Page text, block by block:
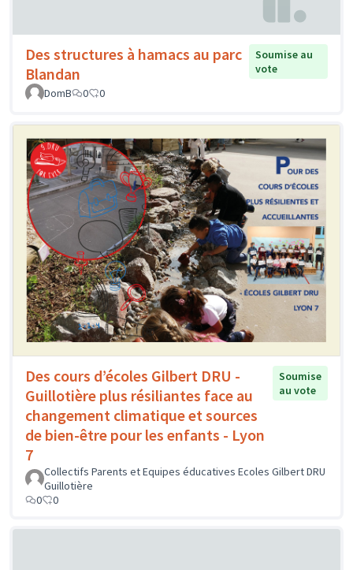
Des structures à hamacs au parc
Blandan
Soumise au
vote
DomB
0 0
Des cours d’écoles Gilbert DRU -
Guillotière plus résiliantes face au
changement climatique et sources
de bien-être pour les enfants - Lyon
7
Soumise
au vote
Collectifs Parents et Equipes éducatives Ecoles Gilbert DRU
Guillotière
0
0